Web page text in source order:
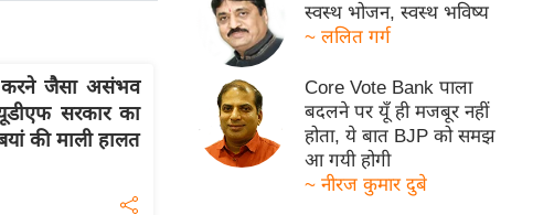
करने जैसा असंभव
सरकार का
की माली हालत
स्वस्थ भोजन, स्वस्थ भविष्य
~ ललित गर्ग
Core Vote Bank पाला
बदलने पर यूँ ही मजबूर नहीं
होता, ये बात BJP को समझ
आ गयी होगी
~ नीरज कुमार दुबे